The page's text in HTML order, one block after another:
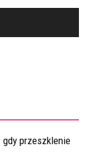
gdy przeszklenie